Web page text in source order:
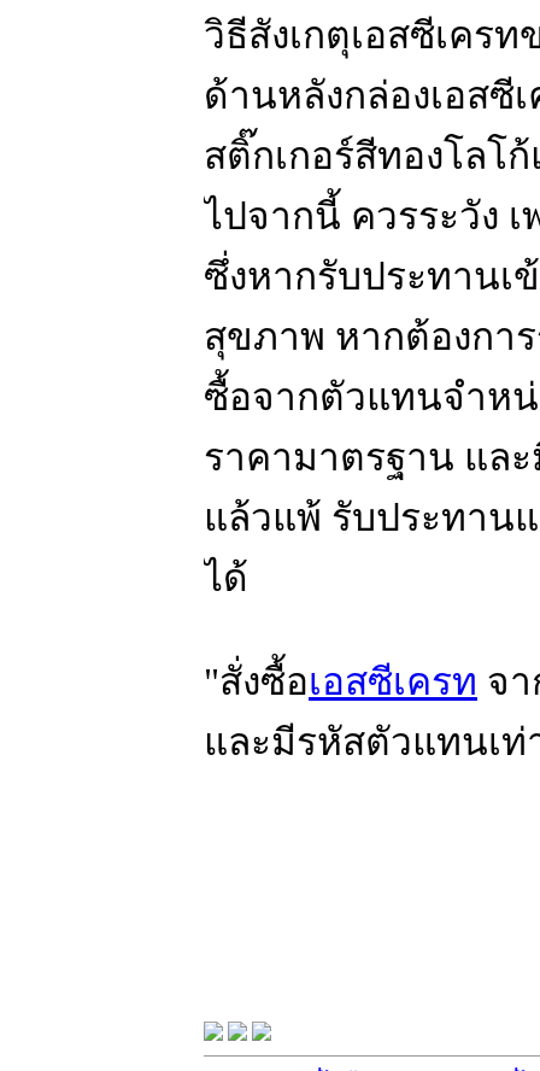
วิธีสังเกตุเอสซีเครท
ด้านหลังกล่องเอสซี
สติ๊กเกอร์สีทองโลโ
ไปจากนี้ ควรระวัง
ซึ่งหากรับประทานเ
สุขภาพ หากต้องกา
ซื้อจากตัวแทนจำห
ราคามาตรฐาน แล
แล้วแพ้ รับประทาน
ได้
"สั่งซื้อเอสซีเครท จ
และมีรหัสตัวแทนเ